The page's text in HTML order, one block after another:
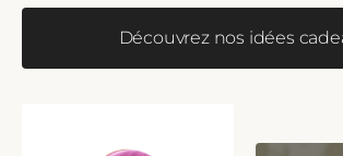
Découvrez nos idées